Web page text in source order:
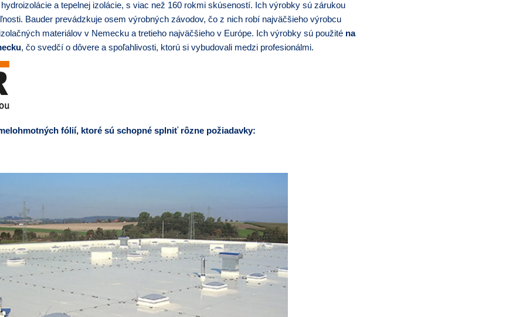
a tepelnej izolácie, s viac než 160 rokmi skúseností. Ich výrobky sú zárukou
Bauder prevádzkuje osem výrobných závodov, čo z nich robí najväčšieho výrobcu
materiálov v Nemecku a tretieho najväčšieho v Európe. Ich výrobky sú použité na
, čo svedčí o dôvere a spoľahlivosti, ktorú si vybudovali medzi profesionálmi.
fólií, ktoré sú schopné splniť rôzne požiadavky: